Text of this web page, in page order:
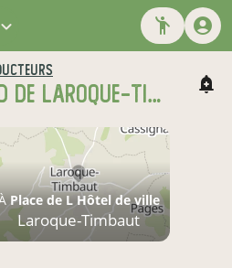
MARCHÉ GOURMAND DE LAROQUE-TIMBAUT
Place de L Hôtel de ville
Laroque-Timbaut